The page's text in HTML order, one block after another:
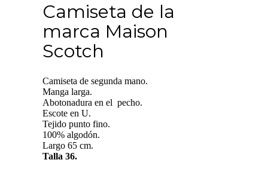
Camiseta de la
marca Maison
Scotch
Camiseta de segunda mano.
Manga larga.
Abotonadura en el pecho.
Escote en U.
Tejido punto fino.
100% algodón.
Largo 65 cm.
Talla 36.